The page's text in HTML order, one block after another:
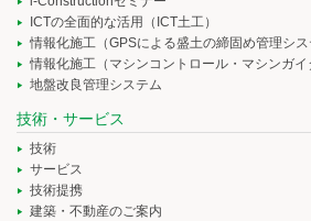
ICTの全面的な活用（ICT土工）
情報化施工（GPSによる盛土の締固め管理シス
情報化施工（マシンコントロール・マシンガイ
地盤改良管理システム
技術・サービス
技術
サービス
技術提携
建築・不動産のご案内